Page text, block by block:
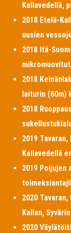
Kallavedellä,
2018 Etelä-
uusien
2018 Itä-
2018
laiturin
2018
2019
Kallavedellä
2019
2020
Kallan,
2020